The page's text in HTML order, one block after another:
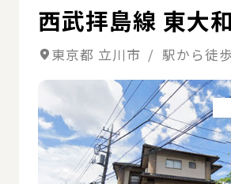
西武拝島線 東大
東京都 立川市 / 駅から徒